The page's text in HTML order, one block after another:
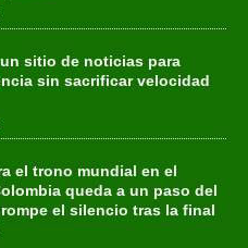
sitio de noticias para
sin sacrificar velocidad
el trono mundial en el
queda a un paso del
el silencio tras la final